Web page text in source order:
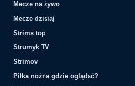
Mecze na żywo
Mecze dzisiaj
Strims top
Strumyk TV
Strimov
Piłka nożna gdzie oglądać?